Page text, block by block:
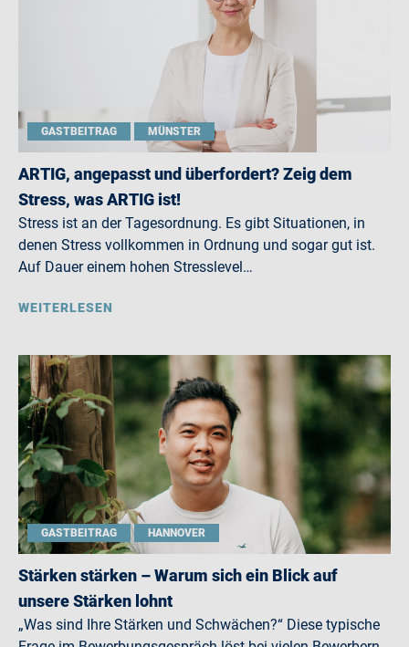
GASTBEITRAG MÜNSTER
ARTIG, angepasst und überfordert? Zeig dem
Stress, was ARTIG ist!
Stress ist an der Tagesordnung. Es gibt Situationen, in
denen Stress vollkommen in Ordnung und sogar gut ist.
Auf Dauer einem hohen Stresslevel…
WEITERLESEN
GASTBEITRAG HANNOVER
Stärken stärken – Warum sich ein Blick auf
unsere Stärken lohnt
„Was sind Ihre Stärken und Schwächen?“ Diese typische